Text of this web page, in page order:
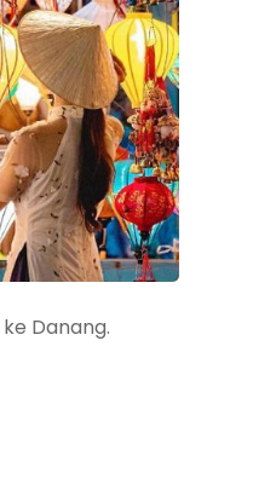
Danang.